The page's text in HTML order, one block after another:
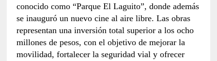
conocido como “Parque El Laguito”, donde además
se inauguró un nuevo cine al aire libre. Las obras
representan una inversión total superior a los ocho
millones de pesos, con el objetivo de mejorar la
movilidad, fortalecer la seguridad vial y ofrecer